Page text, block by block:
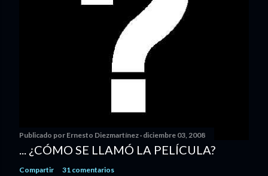
Publicado por Ernesto Diezmartínez diciembre 03, 2008
... ¿CÓMO SE LLAMÓ LA PELÍCULA?
Compartir 31 comentarios